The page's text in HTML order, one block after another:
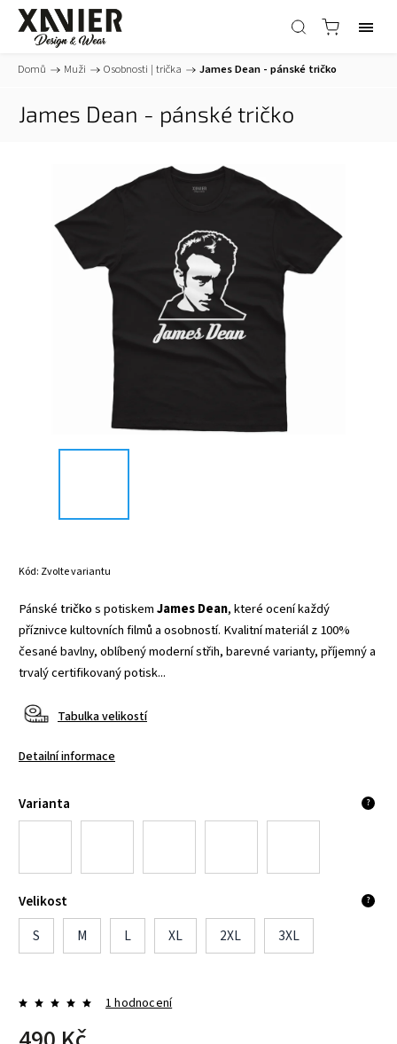
Domů / Muži / Osobnosti | trička / James Dean - pánské tričko
James Dean - pánské tričko
Kód: Zvolte variantu
Pánské tričkos potiskemJames Dean, které ocení každý
příznivce kultovních filmů a osobností. Kvalitní materiál z 100%
česané bavlny, oblíbený moderní střih, barevné varianty, příjemný a
trvalý certifikovaný potisk...
Tabulka velikostí
Detailní informace
Varianta ?
Velikost ?
S M L XL 2XL 3XL
1 hodnocení